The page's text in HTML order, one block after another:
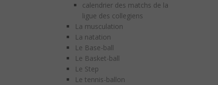
calendrier des matchs de la
ligue des collegiens
La musculation
La natation
Le Base-ball
Le Basket-ball
Le Step
Le tennis-ballon